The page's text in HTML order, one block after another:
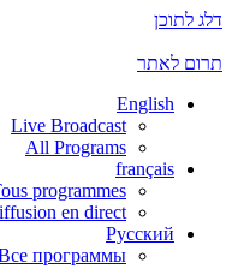
דלג לתוכן
תרום לאתר
English
Live Broadcast
All Programs
français
programmes
en direct
Русский
программы